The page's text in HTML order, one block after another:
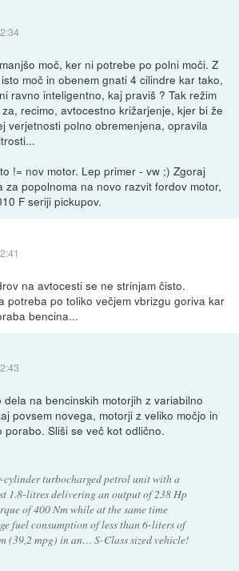
moč, ker ni potrebe po polni moči. Z
moč in obenem gnati 4 cilindre kar tako,
ravno inteligentno, kaj praviš ? Tak režim
recimo, avtocestno križarjenje, kjer bi že
verjetnosti polno obremenjena, opravila
!= nov motor. Lep primer - vw ;) Zgoraj
za popolnoma na novo razvit fordov motor,
F seriji pickupov.
na avtocesti se ne strinjam čisto.
potreba po toliko večjem vbrizgu goriva kar
bencina...
na bencinskih motorjih z variabilno
povsem novega, motorji z veliko močjo in
porabo. Sliši se več kot odlično.
cylinder turbocharged petrol unit with a
1.8-litres delivering an output of 238 Hp
of 400 Nm while at the same time
fuel consumption of less than 6-liters of
(39,2 mpg) in an… S-Class sized vehicle!